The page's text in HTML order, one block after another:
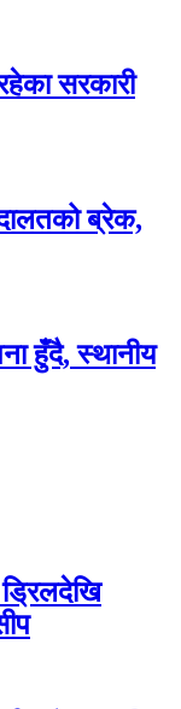
सरकारी
ब्रेक,
हुँदै, स्थानीय
ड्रिलदेखि